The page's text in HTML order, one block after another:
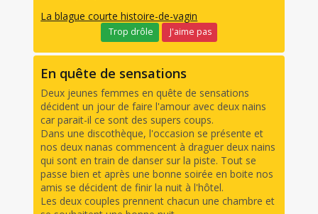
La blague courte histoire-de-vagin
Trop drôle J'aime pas
En quête de sensations
Deux jeunes femmes en quête de sensations
décident un jour de faire l'amour avec deux nains
car parait-il ce sont des supers coups.
Dans une discothèque, l'occasion se présente et
nos deux nanas commencent à draguer deux nains
qui sont en train de danser sur la piste. Tout se
passe bien et après une bonne soirée en boite nos
amis se décident de finir la nuit à l'hôtel.
Les deux couples prennent chacun une chambre et